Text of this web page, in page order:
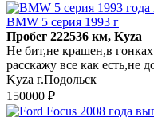
BMW 5 серия 1993 г
Пробег 222536 км, Kyza
Не бит,не крашен,в
расскажу все как есть,не
Kyza г.Подольск
150000 ₽